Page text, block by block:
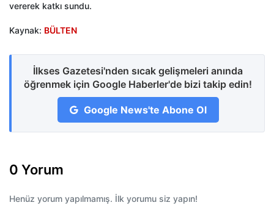
vererek katkı sundu.
Kaynak: BÜLTEN
İlkses Gazetesi'nden sıcak gelişmeleri anında
öğrenmek için Google Haberler'de bizi takip edin!
Google News'te Abone Ol
0 Yorum
Henüz yorum yapılmamış. İlk yorumu siz yapın!